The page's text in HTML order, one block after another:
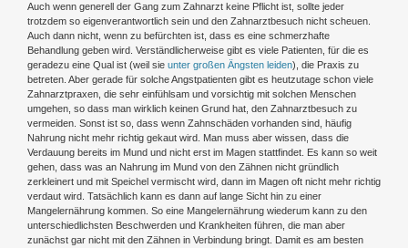
Auch wenn generell der Gang zum Zahnarzt keine Pflicht ist, sollte jeder
trotzdem so eigenverantwortlich sein und den Zahnarztbesuch nicht scheuen.
Auch dann nicht, wenn zu befürchten ist, dass es eine schmerzhafte
Behandlung geben wird. Verständlicherweise gibt es viele Patienten, für die es
geradezu eine Qual ist (weil sie unter großen Ängsten leiden), die Praxis zu
betreten. Aber gerade für solche Angstpatienten gibt es heutzutage schon viele
Zahnarztpraxen, die sehr einfühlsam und vorsichtig mit solchen Menschen
umgehen, so dass man wirklich keinen Grund hat, den Zahnarztbesuch zu
vermeiden. Sonst ist so, dass wenn Zahnschäden vorhanden sind, häufig
Nahrung nicht mehr richtig gekaut wird. Man muss aber wissen, dass die
Verdauung bereits im Mund und nicht erst im Magen stattfindet. Es kann so weit
gehen, dass was an Nahrung im Mund von den Zähnen nicht gründlich
zerkleinert und mit Speichel vermischt wird, dann im Magen oft nicht mehr richtig
verdaut wird. Tatsächlich kann es dann auf lange Sicht hin zu einer
Mangelernährung kommen. So eine Mangelernährung wiederum kann zu den
unterschiedlichsten Beschwerden und Krankheiten führen, die man aber
zunächst gar nicht mit den Zähnen in Verbindung bringt. Damit es am besten